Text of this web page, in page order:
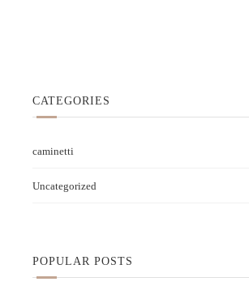
CATEGORIES
caminetti
Uncategorized
POPULAR POSTS